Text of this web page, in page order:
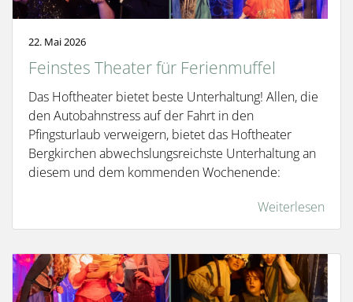
22. Mai 2026
Feinstes Theater für Ferienmuffel
Das Hoftheater bietet beste Unterhaltung! Allen, die
den Autobahnstress auf der Fahrt in den
Pfingsturlaub verweigern, bietet das Hoftheater
Bergkirchen abwechslungsreichste Unterhaltung an
diesem und dem kommenden Wochenende:
Weiterlesen